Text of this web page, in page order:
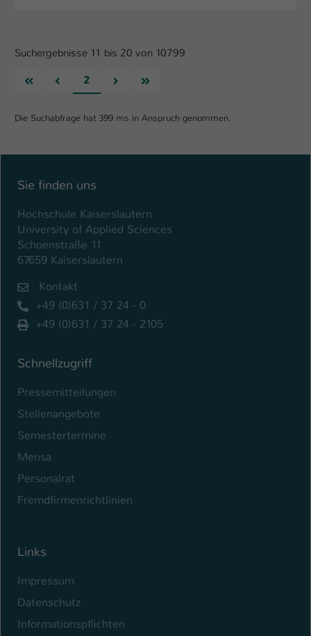
Suchergebnisse 11 bis 20 von 10799
Erste
Vorherige
2 NächsteLetzte
Die Suchabfrage hat 399 ms in Anspruch genommen.
Sie finden uns
Hochschule Kaiserslautern
University of Applied Sciences
Schoenstraße 11
67659 Kaiserslautern
Kontakt
+49 (0)631 / 37 24 - 0
+49 (0)631 / 37 24 - 2105
Schnellzugriff
Pressemitteilungen
Stellenangebote
Semestertermine
Mensa
Personalrat
Fremdfirmenrichtlinien
Links
Impressum
Datenschutz
Informationspflichten